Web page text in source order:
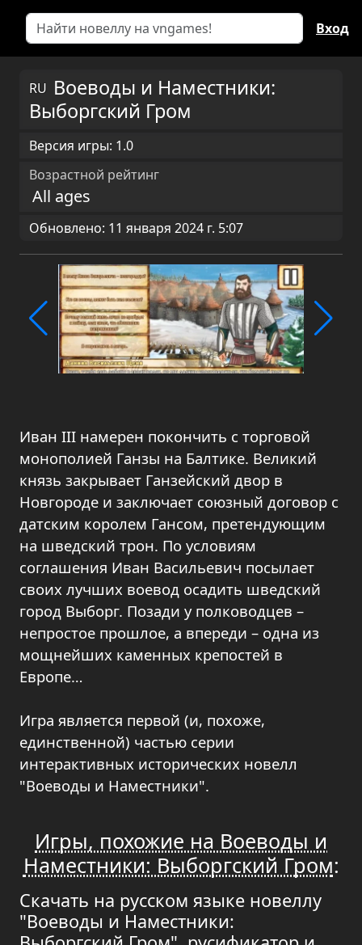
Вход
RU Воеводы и Наместники:
Выборгский Гром
Версия игры: 1.0
Возрастной рейтинг
All ages
Обновлено: 11 января 2024 г. 5:07
Иван III намерен покончить с торговой
монополией Ганзы на Балтике. Великий
князь закрывает Ганзейский двор в
Новгороде и заключает союзный договор с
датским королем Гансом, претендующим
на шведский трон. По условиям
соглашения Иван Васильевич посылает
своих лучших воевод осадить шведский
город Выборг. Позади у полководцев –
непростое прошлое, а впереди – одна из
мощнейших каменных крепостей в
Европе…
Игра является первой (и, похоже,
единственной) частью серии
интерактивных исторических новелл
"Воеводы и Наместники".
Игры, похожие на Воеводы и
Наместники: Выборгский Гром:
Скачать на русском языке новеллу
"Воеводы и Наместники: